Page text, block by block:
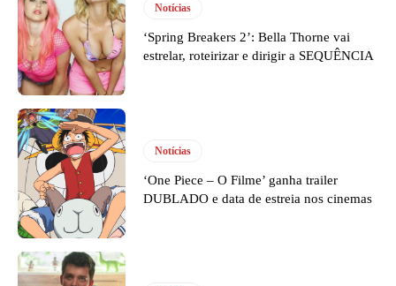
Notícias
‘Spring Breakers 2’: Bella Thorne vai
estrelar, roteirizar e dirigir a SEQUÊNCIA
Notícias
‘One Piece – O Filme’ ganha trailer
DUBLADO e data de estreia nos cinemas